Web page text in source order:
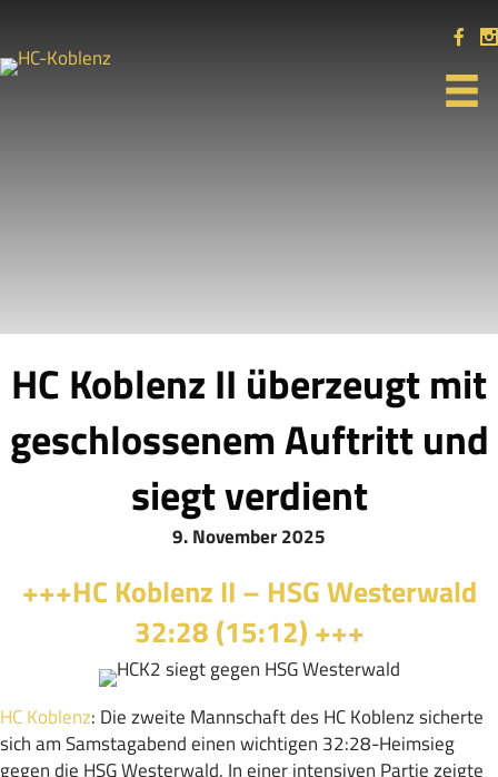
HC Koblenz II überzeugt mit
geschlossenem Auftritt und
siegt verdient
9. November 2025
+++HC Koblenz II – HSG Westerwald
32:28 (15:12) +++
HC Koblenz: Die zweite Mannschaft des HC Koblenz sicherte
sich am Samstagabend einen wichtigen 32:28-Heimsieg
gegen die HSG Westerwald. In einer intensiven Partie zeigte